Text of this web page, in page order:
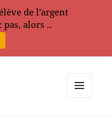
de l'argent
alors ..